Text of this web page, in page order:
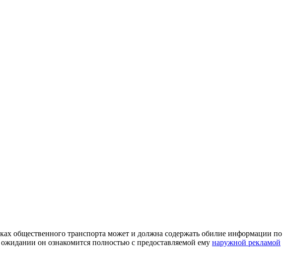
общественного транспорта может и должна содержать обилие информации по
он ознакомится полностью с предоставляемой ему наружной рекламой